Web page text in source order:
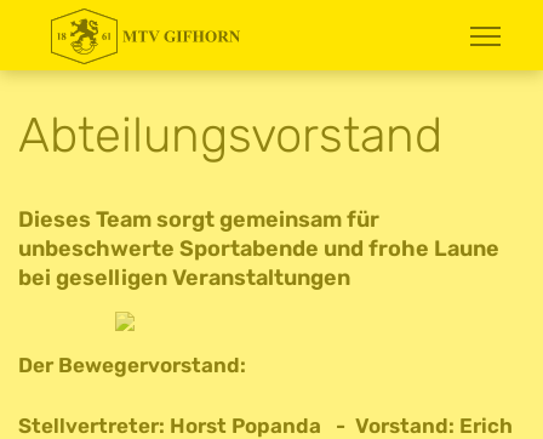
Abteilungsvorstand
Dieses Team sorgt gemeinsam für
unbeschwerte Sportabende und frohe Laune
bei geselligen Veranstaltungen
Der Bewegervorstand:
Stellvertreter: Horst Popanda - Vorstand: Erich